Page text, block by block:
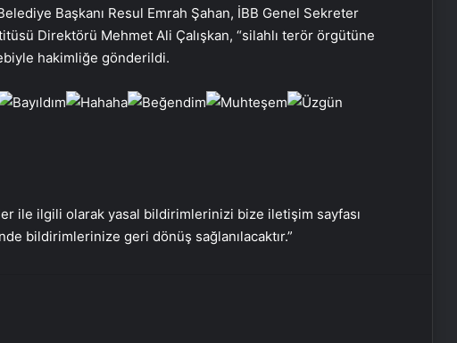
Başkanı Resul Emrah Şahan, İBB Genel Sekreter
Direktörü Mehmet Ali Çalışkan, “silahlı terör örgütüne
hakimliğe gönderildi.
ile ilgili olarak yasal bildirimlerinizi bize iletişim sayfası
bildirimlerinize geri dönüş sağlanılacaktır.”
ABD’den PKK’nın feshine ilişkin
açıklama: Bir dönüm noktası
ve silah bırakma kararını
Mehmet Şimşek: Büyüme